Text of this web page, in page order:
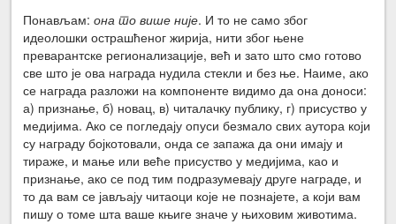
Понављам:она то више није. И то не само због
идеолошки острашћеног жирија, нити због њене
преварантске регионализације, већ и зато што смо готово
све што је ова награда нудила стекли и без ње. Наиме, ако
се награда разложи на компоненте видимо да она доноси:
а) признање, б) новац, в) читалачку публику, г) присуство у
медијима. Ако се погледају опуси безмало свих аутора који
су награду бојкотовали, онда се запажа да они имају и
тираже, и мање или веће присуство у медијима, као и
признање, ако се под тим подразумевају друге награде, и
то да вам се јављају читаоци које не познајете, а који вам
пишу о томе шта ваше књиге значе у њиховим животима.